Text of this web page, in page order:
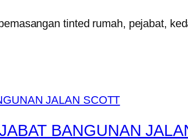
tinted rumah, pejabat,
BANGUNAN